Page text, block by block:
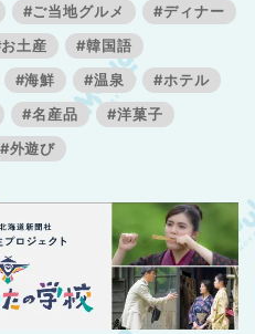
#ご当地グルメ
#ディナー
土産
#韓国語
#海鮮 #温泉
#ホテル
#名産品
#洋菓子
#外遊び